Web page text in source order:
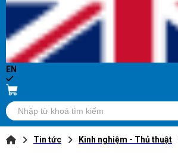
EN
Tin tức Kinh nghiệm - Thủ thuật